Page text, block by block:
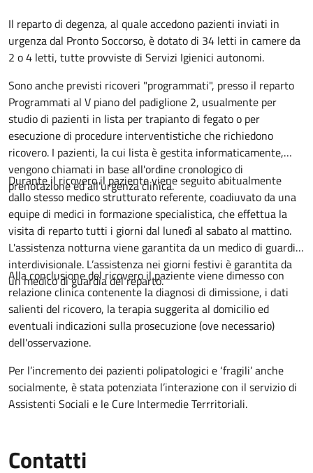
Descrizione
Il reparto di degenza, al quale accedono pazienti inviati in
urgenza dal Pronto Soccorso, è dotato di 34 letti in camere da
2 o 4 letti, tutte provviste di Servizi Igienici autonomi.
Sono anche previsti ricoveri "programmati", presso il reparto
Programmati al V piano del padiglione 2, usualmente per
studio di pazienti in lista per trapianto di fegato o per
esecuzione di procedure interventistiche che richiedono
ricovero. I pazienti, la cui lista è gestita informaticamente,
vengono chiamati in base all'ordine cronologico di
prenotazione ed all'urgenza clinica.
Durante il ricovero il paziente viene seguito abitualmente
dallo stesso medico strutturato referente, coadiuvato da una
equipe di medici in formazione specialistica, che effettua la
visita di reparto tutti i giorni dal lunedì al sabato al mattino.
L'assistenza notturna viene garantita da un medico di guardia
interdivisionale. L’assistenza nei giorni festivi è garantita da
un medico di guardia del reparto.
Alla conclusione del ricovero il paziente viene dimesso con
relazione clinica contenente la diagnosi di dimissione, i dati
salienti del ricovero, la terapia suggerita al domicilio ed
eventuali indicazioni sulla prosecuzione (ove necessario)
dell'osservazione.
Per l’incremento dei pazienti polipatologici e ‘fragili’ anche
socialmente, è stata potenziata l’interazione con il servizio di
Assistenti Sociali e le Cure Intermedie Terrritoriali.
Contatti